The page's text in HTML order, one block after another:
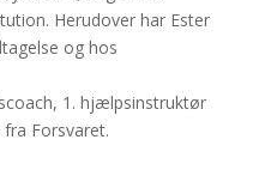
Herudover har Ester
og hos
1. hjælpsinstruktør
Forsvaret.